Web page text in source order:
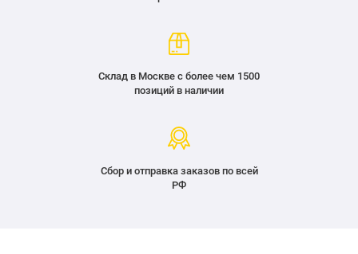
Склад в Москве с более чем 1500
позиций в наличии
Сбор и отправка заказов по всей
РФ